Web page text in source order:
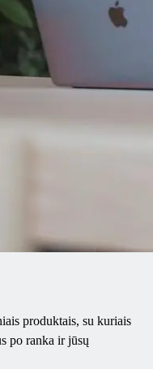
produktais, su kuriais
po ranka ir jūsų